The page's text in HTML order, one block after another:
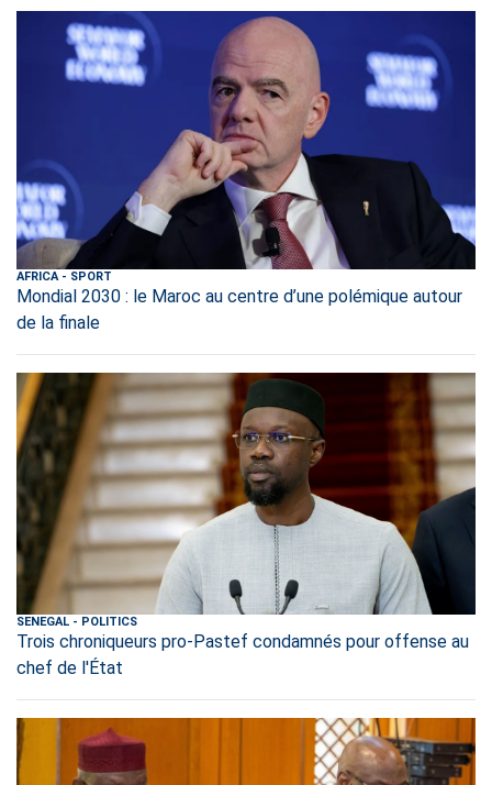
AFRICA- SPORT
Mondial 2030 : le Maroc au centre d’une polémique autour
de la finale
SENEGAL - POLITICS
Trois chroniqueurs pro-Pastef condamnés pour offense au
chef de l'État